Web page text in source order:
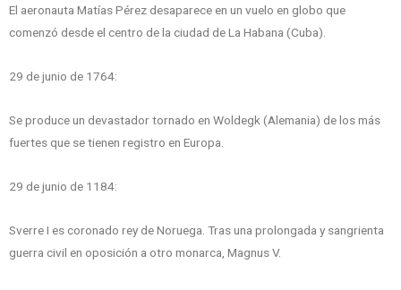
El aeronauta Matías Pérez desaparece en un vuelo en globo que
comenzó desde el centro de la ciudad de La Habana (Cuba).
29 de junio de 1764:
Se produce un devastador tornado en Woldegk (Alemania) de los más
fuertes que se tienen registro en Europa.
29 de junio de 1184:
Sverre I es coronado rey de Noruega. Tras una prolongada y sangrienta
guerra civil en oposición a otro monarca, Magnus V.